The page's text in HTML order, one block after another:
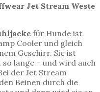
Jet Stream Weste
für Hunde ist
Cooler und gleich
Geschirr. Sie ist
lange – und wird auch
der Jet Stream
Beinen durch die